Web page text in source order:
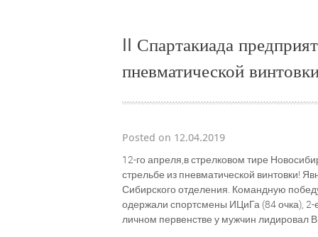
II Спартакиада
пневматической
Posted on 12.04.2019
12-го апреля,в стрелковом тире
стрельбе из пневматической винтовки!
Сибирского отделения. Командную
одержали спортсмены ИЦиГа (84 очка),
личном первенстве у мужчин лидировал